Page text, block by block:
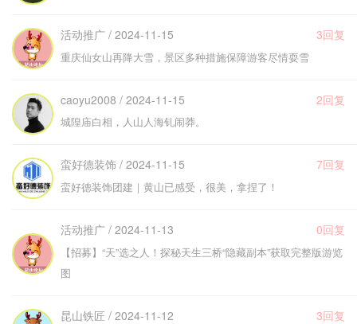
活动推广 / 2024-11-15 3回复
重庆仙女山再降大雪，景区多种措施保障游客尽情耍雪
caoyu2008 / 2024-11-15 2回复
城隍庙白相，人山人海钆闹莽。
蛮好德装饰 / 2024-11-15 7回复
蛮好德装饰团建｜黄山已感受，很美，拿捏了！
活动推广 / 2024-11-13 0回复
【招募】“天”选之人！探秘天生三桥“隐藏副本”获取完整版游览
图
昆山铁匠 / 2024-11-12 3回复